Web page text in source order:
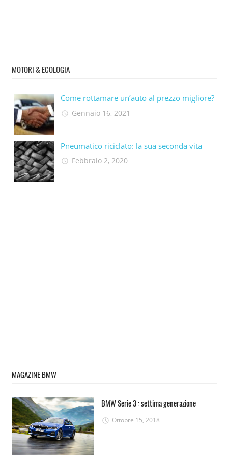
MOTORI & ECOLOGIA
Come rottamare un’auto al prezzo migliore?
Gennaio 16, 2021
Pneumatico riciclato: la sua seconda vita​
Febbraio 2, 2020
MAGAZINE BMW
BMW Serie 3 : settima generazione
Ottobre 15, 2018